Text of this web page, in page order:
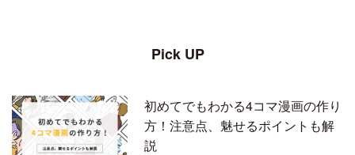
Pick UP
初めてでもわかる4コマ漫画の作り
方！注意点、魅せるポイントも解
説